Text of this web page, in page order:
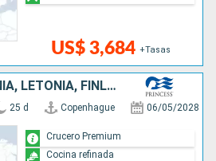
US$ 3,684 +Tasas
DINAMARCA, LITUANIA, LETONIA, FINLANDIA, ESTONIA, SUECIA, ALEMANIA, NORUEGA, ISLANDIA
25 d Copenhague 06/05/2028
Crucero Premium
Cocina refinada